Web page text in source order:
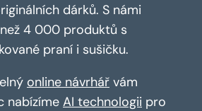
dárků. S námi
4 000 produktů s
praní i sušičku.
online návrhář vám
nabízíme AI technologii pro